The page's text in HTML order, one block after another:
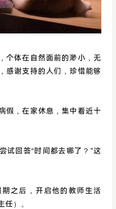
个体在自然面前的渺小，无
感谢支持的人们，珍惜能够
假，在家休息，集中看近十
试回答“时间都去哪了？”这
之后，开启他的教师生活
任）。